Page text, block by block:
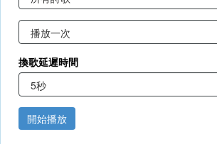
換歌延遲時間
開始播放